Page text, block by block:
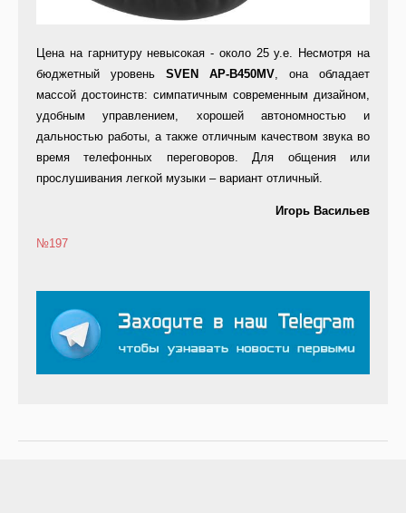
Цена на гарнитуру невысокая - около 25 у.е. Несмотря на
бюджетный уровень SVEN AP-B450MV , она обладает
массой достоинств: симпатичным современным дизайном,
удобным управлением, хорошей автономностью и
дальностью работы, а также отличным качеством звука во
время телефонных переговоров. Для общения или
прослушивания легкой музыки – вариант отличный.
Игорь Васильев
№197